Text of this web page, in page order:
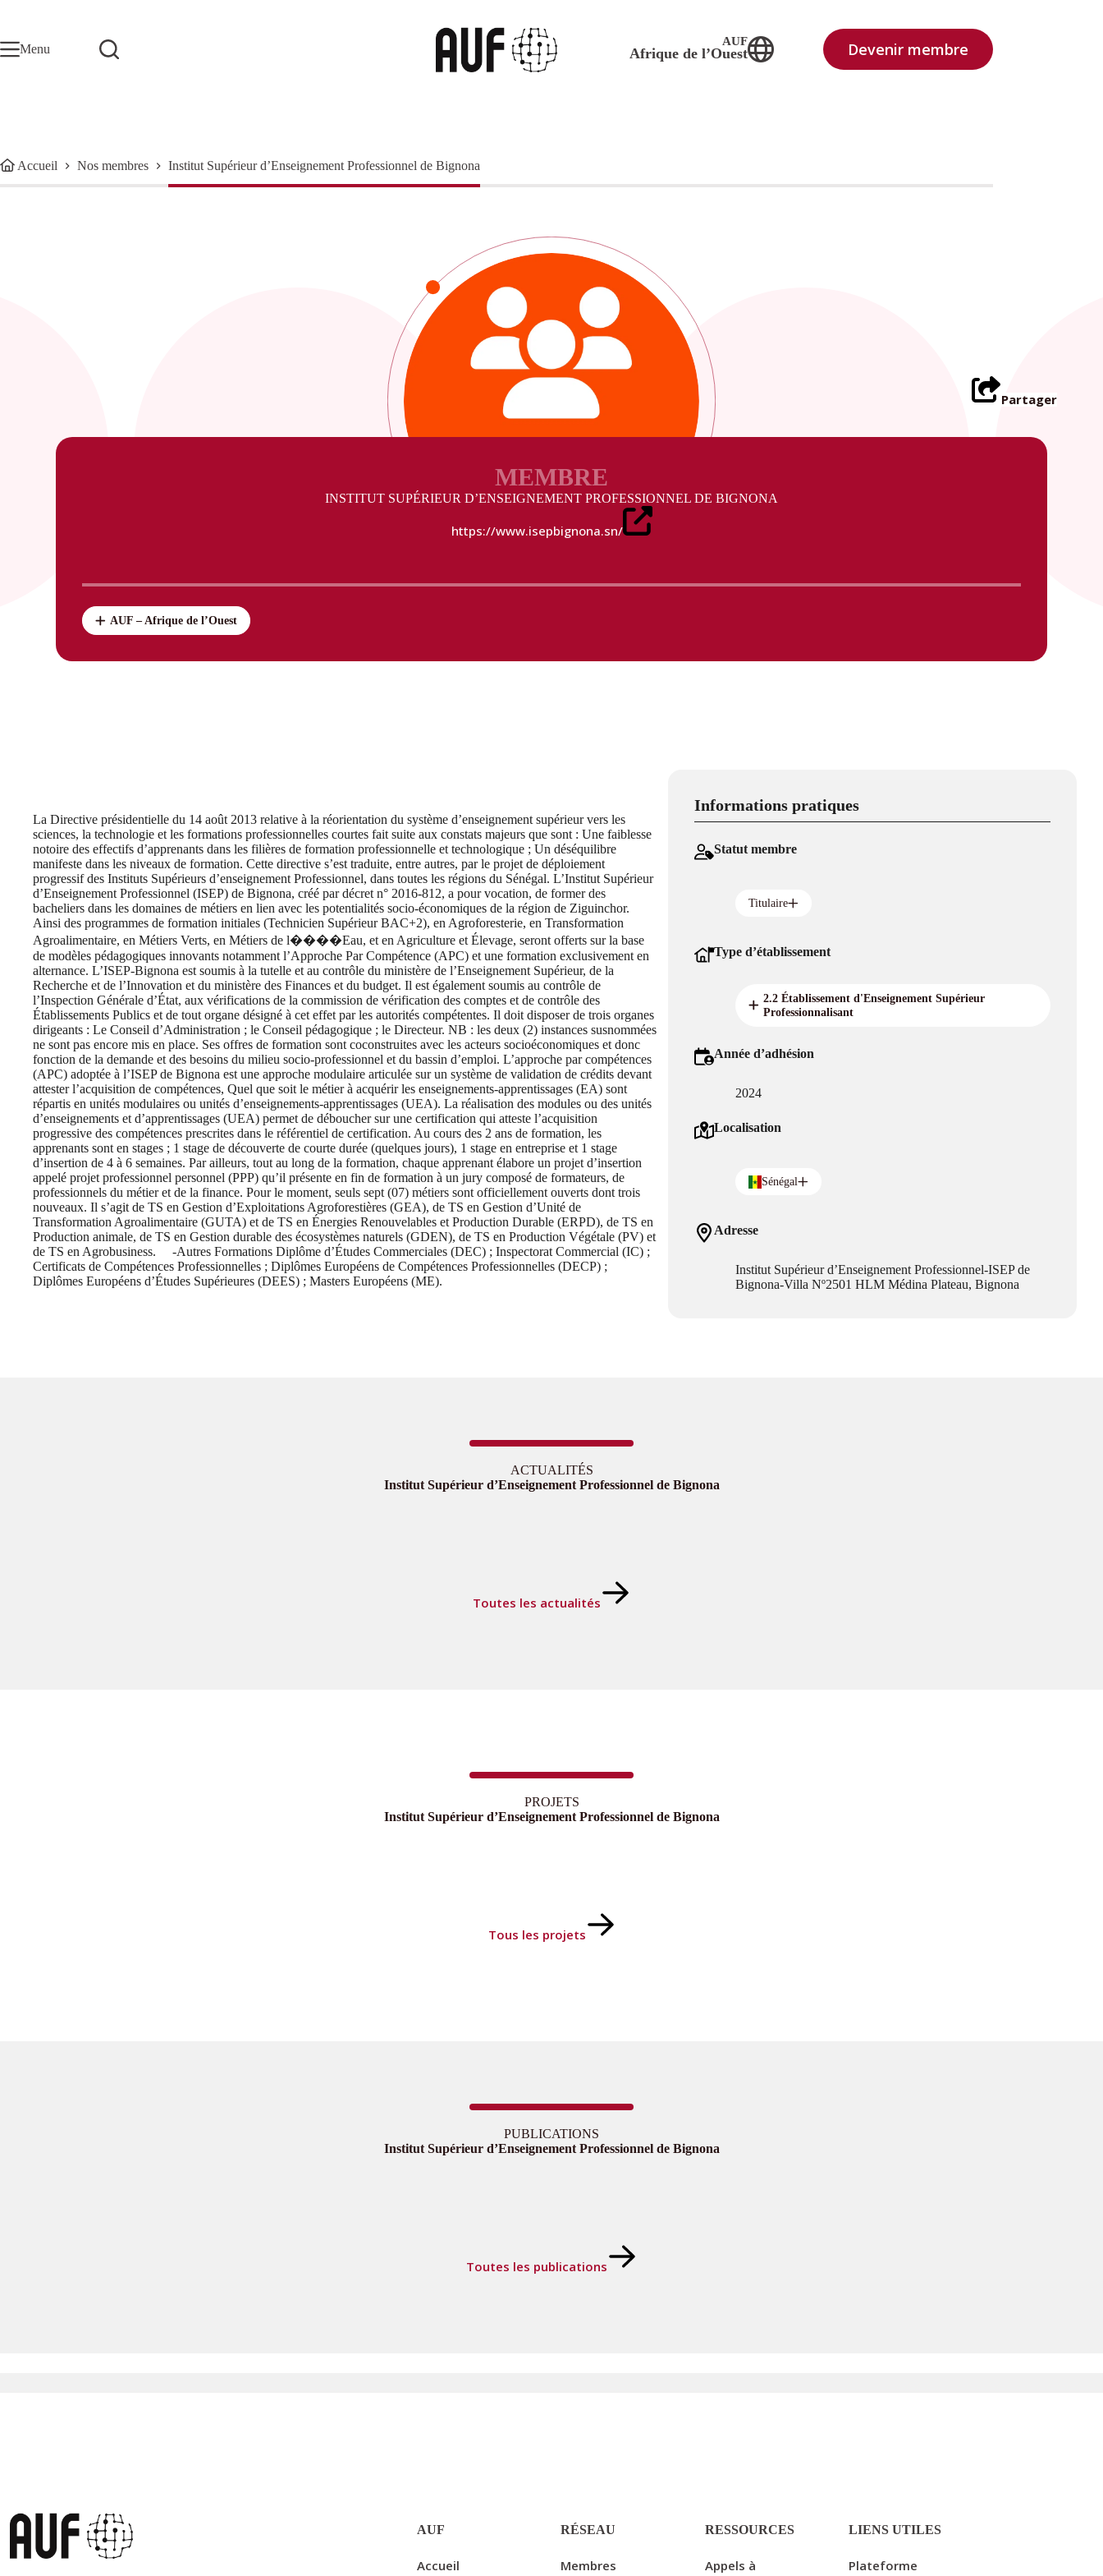
Menu
AUF
Afrique de l’Ouest Devenir membre
Accueil Nos membres Institut Supérieur d’Enseignement Professionnel de Bignona
Partager
MEMBRE
INSTITUT SUPÉRIEUR D’ENSEIGNEMENT PROFESSIONNEL DE BIGNONA
https://www.isepbignona.sn/
AUF – Afrique de l’Ouest
La Directive présidentielle du 14 août 2013 relative à la réorientation du système d’enseignement supérieur vers les
sciences, la technologie et les formations professionnelles courtes fait suite aux constats majeurs que sont : Une faiblesse
notoire des effectifs d’apprenants dans les filières de formation professionnelle et technologique ; Un déséquilibre
manifeste dans les niveaux de formation. Cette directive s’est traduite, entre autres, par le projet de déploiement
progressif des Instituts Supérieurs d’enseignement Professionnel, dans toutes les régions du Sénégal. L’Institut Supérieur
d’Enseignement Professionnel (ISEP) de Bignona, créé par décret n° 2016-812, a pour vocation, de former des
bacheliers dans les domaines de métiers en lien avec les potentialités socio-économiques de la région de Ziguinchor.
Ainsi des programmes de formation initiales (Technicien Supérieur BAC+2), en Agroforesterie, en Transformation
Agroalimentaire, en Métiers Verts, en Métiers de l����Eau, et en Agriculture et Élevage, seront offerts sur la base
de modèles pédagogiques innovants notamment l’Approche Par Compétence (APC) et une formation exclusivement en
alternance. L’ISEP-Bignona est soumis à la tutelle et au contrôle du ministère de l’Enseignement Supérieur, de la
Recherche et de l’Innovation et du ministère des Finances et du budget. Il est également soumis au contrôle de
l’Inspection Générale d’État, aux vérifications de la commission de vérification des comptes et de contrôle des
Établissements Publics et de tout organe désigné à cet effet par les autorités compétentes. Il doit disposer de trois organes
dirigeants : Le Conseil d’Administration ; le Conseil pédagogique ; le Directeur. NB : les deux (2) instances susnommées
ne sont pas encore mis en place. Ses offres de formation sont coconstruites avec les acteurs socioéconomiques et donc
fonction de la demande et des besoins du milieu socio-professionnel et du bassin d’emploi. L’approche par compétences
(APC) adoptée à l’ISEP de Bignona est une approche modulaire articulée sur un système de validation de crédits devant
attester l’acquisition de compétences, Quel que soit le métier à acquérir les enseignements-apprentissages (EA) sont
répartis en unités modulaires ou unités d’enseignements-apprentissages (UEA). La réalisation des modules ou des unités
d’enseignements et d’apprentissages (UEA) permet de déboucher sur une certification qui atteste l’acquisition
progressive des compétences prescrites dans le référentiel de certification. Au cours des 2 ans de formation, les
apprenants sont en stages ; 1 stage de découverte de courte durée (quelques jours), 1 stage en entreprise et 1 stage
d’insertion de 4 à 6 semaines. Par ailleurs, tout au long de la formation, chaque apprenant élabore un projet d’insertion
appelé projet professionnel personnel (PPP) qu’il présente en fin de formation à un jury composé de formateurs, de
professionnels du métier et de la finance. Pour le moment, seuls sept (07) métiers sont officiellement ouverts dont trois
nouveaux. Il s’agit de TS en Gestion d’Exploitations Agroforestières (GEA), de TS en Gestion d’Unité de
Transformation Agroalimentaire (GUTA) et de TS en Énergies Renouvelables et Production Durable (ERPD), de TS en
Production animale, de TS en Gestion durable des écosystèmes naturels (GDEN), de TS en Production Végétale (PV) et
de TS en Agrobusiness. -Autres Formations Diplôme d’Études Commerciales (DEC) ; Inspectorat Commercial (IC) ;
Certificats de Compétences Professionnelles ; Diplômes Européens de Compétences Professionnelles (DECP) ;
Diplômes Européens d’Études Supérieures (DEES) ; Masters Européens (ME).
Informations pratiques
Statut membre
Titulaire
Type d’établissement
2.2 Établissement d'Enseignement Supérieur
Professionnalisant
Année d’adhésion
2024
Localisation
Sénégal
Adresse
Institut Supérieur d’Enseignement Professionnel-ISEP de
Bignona-Villa Nº2501 HLM Médina Plateau, Bignona
ACTUALITÉS
Institut Supérieur d’Enseignement Professionnel de Bignona
Toutes les actualités
PROJETS
Institut Supérieur d’Enseignement Professionnel de Bignona
Tous les projets
PUBLICATIONS
Institut Supérieur d’Enseignement Professionnel de Bignona
Toutes les publications
AUF
Accueil
RÉSEAU
Membres
RESSOURCES
Appels à
LIENS UTILES
Plateforme